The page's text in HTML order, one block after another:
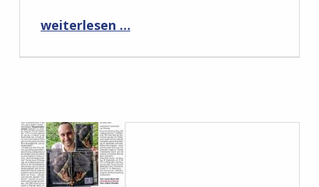
“Rückblick auf 2017”
weiterlesen …